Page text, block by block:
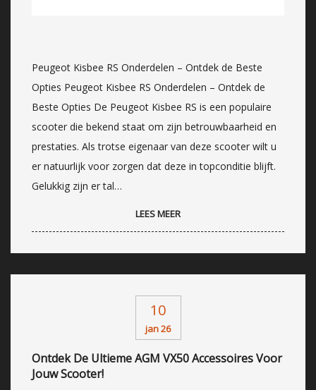
Peugeot Kisbee RS Onderdelen – Ontdek de Beste
Opties Peugeot Kisbee RS Onderdelen – Ontdek de
Beste Opties De Peugeot Kisbee RS is een populaire
scooter die bekend staat om zijn betrouwbaarheid en
prestaties. Als trotse eigenaar van deze scooter wilt u
er natuurlijk voor zorgen dat deze in topconditie blijft.
Gelukkig zijn er tal…
LEES MEER
10
jan 26
Ontdek De Ultieme AGM VX50 Accessoires Voor
Jouw Scooter!